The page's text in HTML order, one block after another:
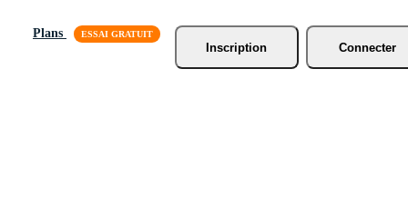
Plans
Inscription
Connecter